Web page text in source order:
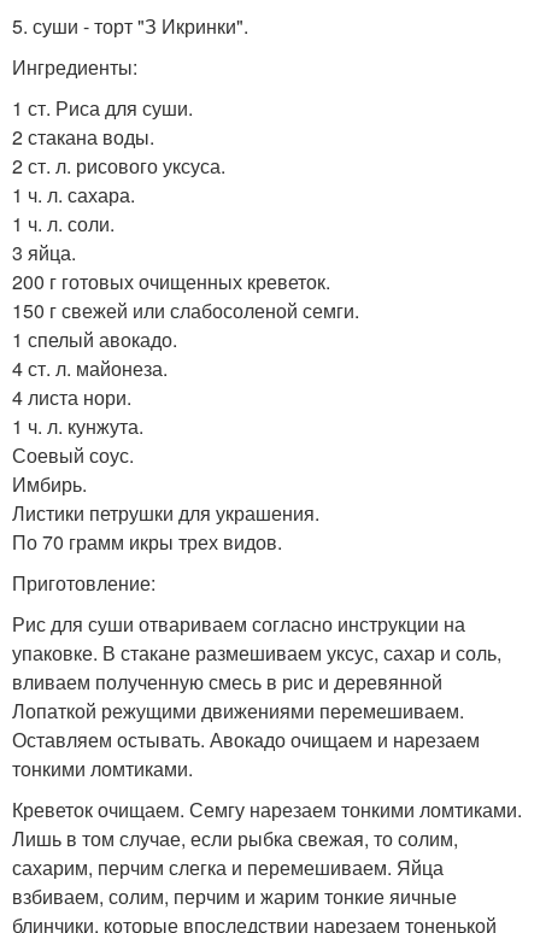
5. суши - торт "З Икринки".
Ингредиенты:
1 ст. Риса для суши.
2 стакана воды.
2 ст. л. рисового уксуса.
1 ч. л. сахара.
1 ч. л. соли.
3 яйца.
200 г готовых очищенных креветок.
150 г свежей или слабосоленой семги.
1 спелый авокадо.
4 ст. л. майонеза.
4 листа нори.
1 ч. л. кунжута.
Соевый соус.
Имбирь.
Листики петрушки для украшения.
По 70 грамм икры трех видов.
Приготовление:
Рис для суши отвариваем согласно инструкции на
упаковке. В стакане размешиваем уксус, сахар и соль,
вливаем полученную смесь в рис и деревянной
Лопаткой режущими движениями перемешиваем.
Оставляем остывать. Авокадо очищаем и нарезаем
тонкими ломтиками.
Креветок очищаем. Семгу нарезаем тонкими ломтиками.
Лишь в том случае, если рыбка свежая, то солим,
сахарим, перчим слегка и перемешиваем. Яйца
взбиваем, солим, перчим и жарим тонкие яичные
блинчики, которые впоследствии нарезаем тоненькой